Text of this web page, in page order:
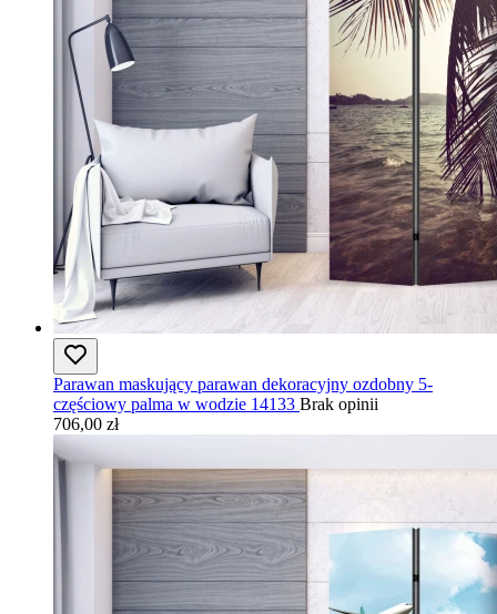
Parawan maskujący parawan dekoracyjny ozdobny 5-
częściowy palma w wodzie 14133 Brak opinii
706,00 zł